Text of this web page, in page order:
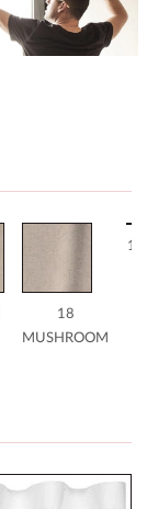
18
MUSHROOM
19